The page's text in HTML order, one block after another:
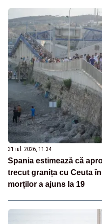
31 iul. 2026, 11:34
Spania estimează că
trecut granița cu Ceuta
morților a ajuns la 19